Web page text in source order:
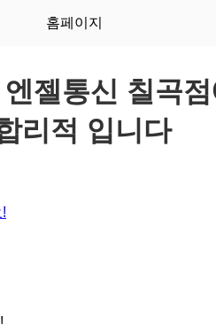
홈페이지
젤통신 칠곡
리적 입니다